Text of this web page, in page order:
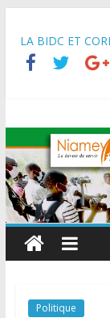
MARADI : Le
Général
pour la
LA BIDC ET
RENFORCER
ÉNERGÉTIQUES
SEMAINE DU
Général de
son homologue
BANQUE
en
AES : Le Chef
Politique